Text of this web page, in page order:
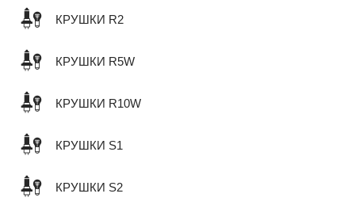
КРУШКИ R2
КРУШКИ R5W
КРУШКИ R10W
КРУШКИ S1
КРУШКИ S2